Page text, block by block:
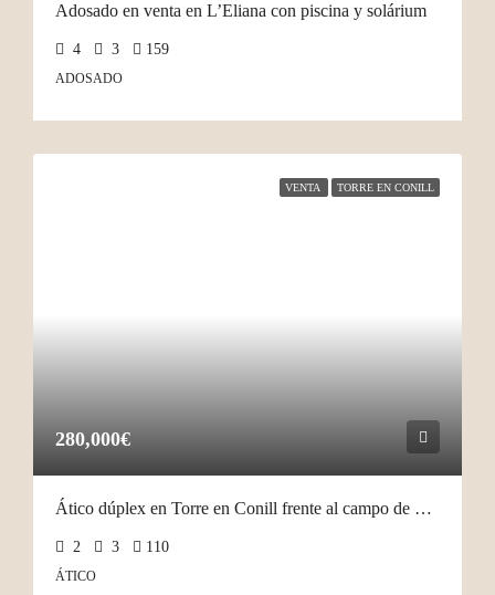
Adosado en venta en L’Eliana con piscina y solárium
4 3 159
ADOSADO
VENTA TORRE EN CONILL
280,000€
Ático dúplex en Torre en Conill frente al campo de golf
2 3 110
ÁTICO